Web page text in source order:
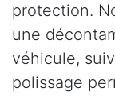
protection.
une
véhicule,
polissage